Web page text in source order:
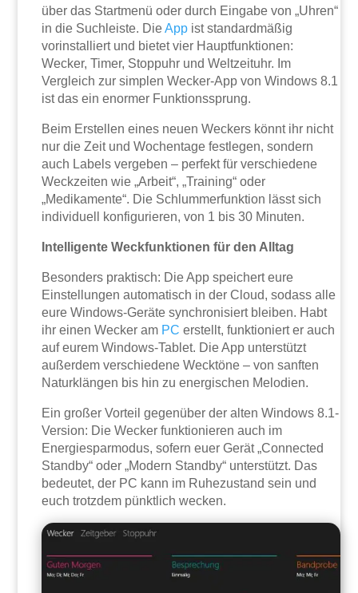
über das Startmenü oder durch Eingabe von „Uhren“
in die Suchleiste. DieApp ist standardmäßig
vorinstalliert und bietet vier Hauptfunktionen:
Wecker, Timer, Stoppuhr und Weltzeituhr. Im
Vergleich zur simplen Wecker-App von Windows 8.1
ist das ein enormer Funktionssprung.
Beim Erstellen eines neuen Weckers könnt ihr nicht
nur die Zeit und Wochentage festlegen, sondern
auch Labels vergeben – perfekt für verschiedene
Weckzeiten wie „Arbeit“, „Training“ oder
„Medikamente“. Die Schlummerfunktion lässt sich
individuell konfigurieren, von 1 bis 30 Minuten.
Intelligente Weckfunktionen für den Alltag
Besonders praktisch: Die App speichert eure
Einstellungen automatisch in der Cloud, sodass alle
eure Windows-Geräte synchronisiert bleiben. Habt
ihr einen Wecker am PC erstellt, funktioniert er auch
auf eurem Windows-Tablet. Die App unterstützt
außerdem verschiedene Wecktöne – von sanften
Naturklängen bis hin zu energischen Melodien.
Ein großer Vorteil gegenüber der alten Windows 8.1-
Version: Die Wecker funktionieren auch im
Energiesparmodus, sofern euer Gerät „Connected
Standby“ oder „Modern Standby“ unterstützt. Das
bedeutet, der PC kann im Ruhezustand sein und
euch trotzdem pünktlich wecken.